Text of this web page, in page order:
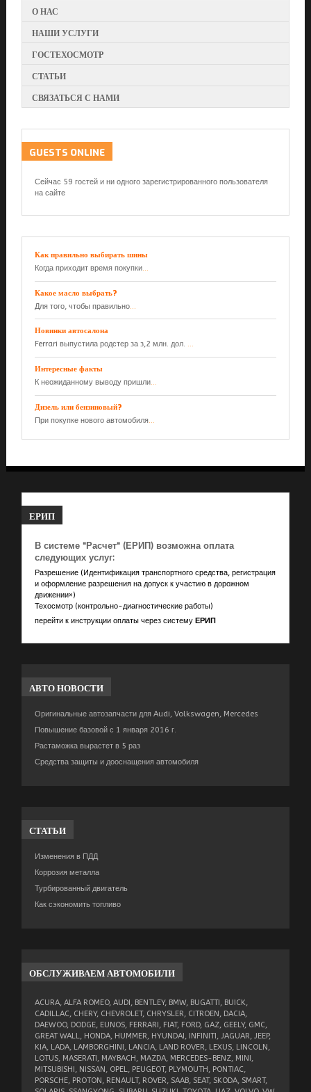
О НАС
НАШИ УСЛУГИ
ГОСТЕХОСМОТР
СТАТЬИ
СВЯЗАТЬСЯ С НАМИ
GUESTS ONLINE
Сейчас 59 гостей и ни одного зарегистрированного пользователя
на сайте
Как правильно выбирать шины
Когда приходит время покупки...
Какое масло выбрать?
Для того, чтобы правильно...
Новинки автосалона
Ferrari выпустила родстер за з,2 млн. дол. ...
Интересные факты
К неожиданному выводу пришли...
Дизель или бензиновый?
При покупке нового автомобиля...
ЕРИП
В системе "Расчет" (ЕРИП) возможна оплата
следующих услуг:
Разрешение (Идентификация транспортного средства, регистрация
и оформление разрешения на допуск к участию в дорожном
движении»)
Техосмотр (контрольно-диагностические работы)
перейти к инструкции оплаты через системуЕРИП
АВТОНОВОСТИ
Оригинальные автозапчасти для Audi, Volkswagen, Mercedes
Повышение базовой с 1 января 2016 г.
Растаможка вырастет в 5 раз
Средства защиты и дооснащения автомобиля
СТАТЬИ
Изменения в ПДД
Коррозия металла
Турбированный двигатель
Как сэкономить топливо
ОБСЛУЖИВАЕМАВТОМОБИЛИ
ACURA, ALFA ROMEO, AUDI, BENTLEY, BMW, BUGATTI, BUICK,
CADILLAC, CHERY, CHEVROLET, CHRYSLER, CITROEN, DACIA,
DAEWOO, DODGE, EUNOS, FERRARI, FIAT, FORD, GAZ, GEELY, GMC,
GREAT WALL, HONDA, HUMMER, HYUNDAI, INFINITI, JAGUAR, JEEP,
KIA, LADA, LAMBORGHINI, LANCIA, LAND ROVER, LEXUS, LINCOLN,
LOTUS, MASERATI, MAYBACH, MAZDA, MERCEDES-BENZ, MINI,
MITSUBISHI, NISSAN, OPEL, PEUGEOT, PLYMOUTH, PONTIAC,
PORSCHE, PROTON, RENAULT, ROVER, SAAB, SEAT, SKODA, SMART,